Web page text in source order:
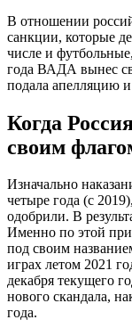
В отношении
санкции, которые
числе и
года ВАДА вынес
подала апелляцию и
Когда
своим
Изначально
четыре года (с
одобрили. В
Именно по этой
под своим
играх летом 2021
декабря текущего
нового скандала,
года.